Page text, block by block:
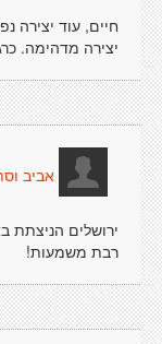
חיים, עוד יצירה
יצירה מדהימה.
אביב
ירושלים הניצתת
רבת משמעות!